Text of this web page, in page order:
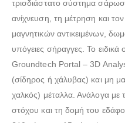
τρισδιάστατο σύστημα
ανίχνευση, τη μέτρηση και
μαγνητικών αντικειμένων,
υπόγειες σήραγγες. Το ειδικά
Groundtech Portal – 3D
(σίδηρος ή χάλυβας) και μη
χαλκός) μέταλλα. Ανάλογα με
στόχου και τη δομή του